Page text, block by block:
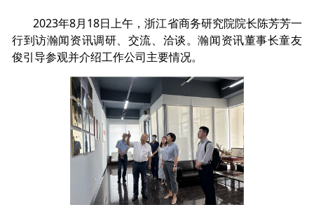
2023年8月18日上午，浙江省商务研究院院长陈芳芳一
行到访瀚闻资讯调研、交流、洽谈。瀚闻资讯董事长童友
俊引导参观并介绍工作公司主要情况。